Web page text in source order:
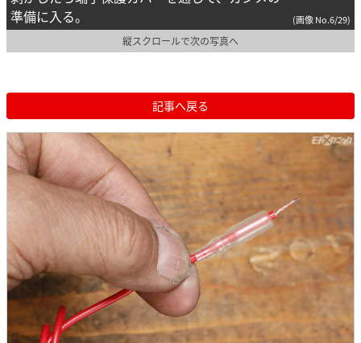
準備に入る。
(画像 No.6/29)
縦スクロールで次の写真へ
記事へ戻る